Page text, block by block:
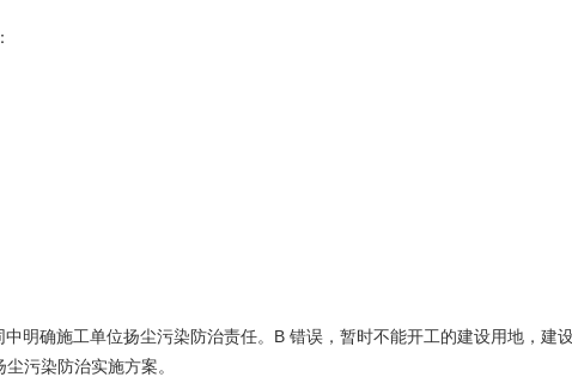
明确施工单位扬尘污染防治责任。B 错误，暂时不能开工的建设用地，建
污染防治实施方案。